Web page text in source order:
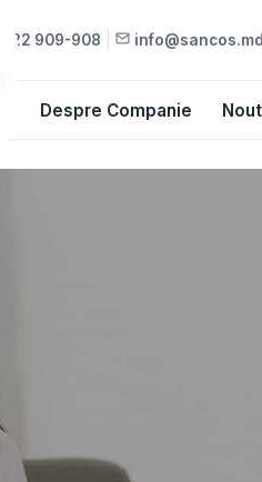
022 909-908 info@sancos.md
Despre Companie